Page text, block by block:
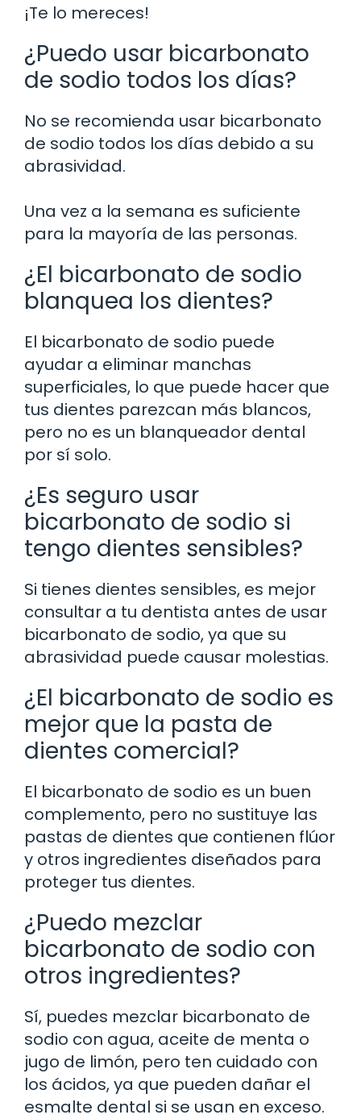
¡Te lo mereces!
¿Puedo usar bicarbonato
de sodio todos los días?
No se recomienda usar bicarbonato
de sodio todos los días debido a su
abrasividad.
Una vez a la semana es suficiente
para la mayoría de las personas.
¿El bicarbonato de sodio
blanquea los dientes?
El bicarbonato de sodio puede
ayudar a eliminar manchas
superficiales, lo que puede hacer que
tus dientes parezcan más blancos,
pero no es un blanqueador dental
por sí solo.
¿Es seguro usar
bicarbonato de sodio si
tengo dientes sensibles?
Si tienes dientes sensibles, es mejor
consultar a tu dentista antes de usar
bicarbonato de sodio, ya que su
abrasividad puede causar molestias.
¿El bicarbonato de sodio es
mejor que la pasta de
dientes comercial?
El bicarbonato de sodio es un buen
complemento, pero no sustituye las
pastas de dientes que contienen flúor
y otros ingredientes diseñados para
proteger tus dientes.
¿Puedo mezclar
bicarbonato de sodio con
otros ingredientes?
Sí, puedes mezclar bicarbonato de
sodio con agua, aceite de menta o
jugo de limón, pero ten cuidado con
los ácidos, ya que pueden dañar el
esmalte dental si se usan en exceso.